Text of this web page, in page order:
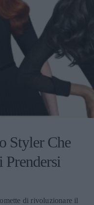
Styler Che
di rivoluzionare il